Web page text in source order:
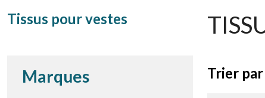
Tissus pour vestes
Marques Trier par